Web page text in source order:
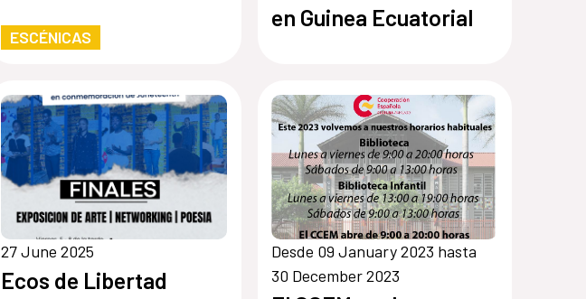
ESCÉNICAS
en Guinea Ecuatorial
27 June 2025
Ecos de Libertad
Desde 09 January 2023 hasta
30 December 2023